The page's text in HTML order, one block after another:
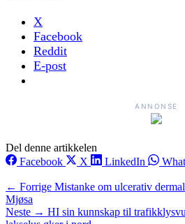
X
Facebook
Reddit
E-post
ANNONSE
Del denne artikkelen
Facebook
X LinkedIn
← Forrige Mistanke om ulcerativ
Mjøsa
Neste → HI sin kunnskap til